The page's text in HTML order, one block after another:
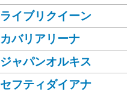
ライブリクイーン
カバリアリーナ
ジャパンオルキス
セフティダイアナ